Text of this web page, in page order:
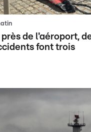
de l'aéroport,
font trois